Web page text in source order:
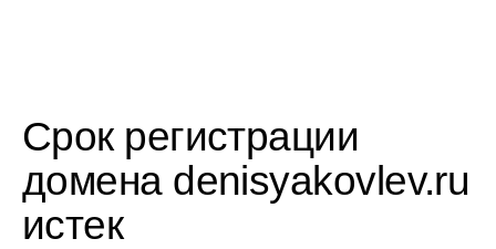
Срок регистрации
домена denisyakovlev.ru
истек